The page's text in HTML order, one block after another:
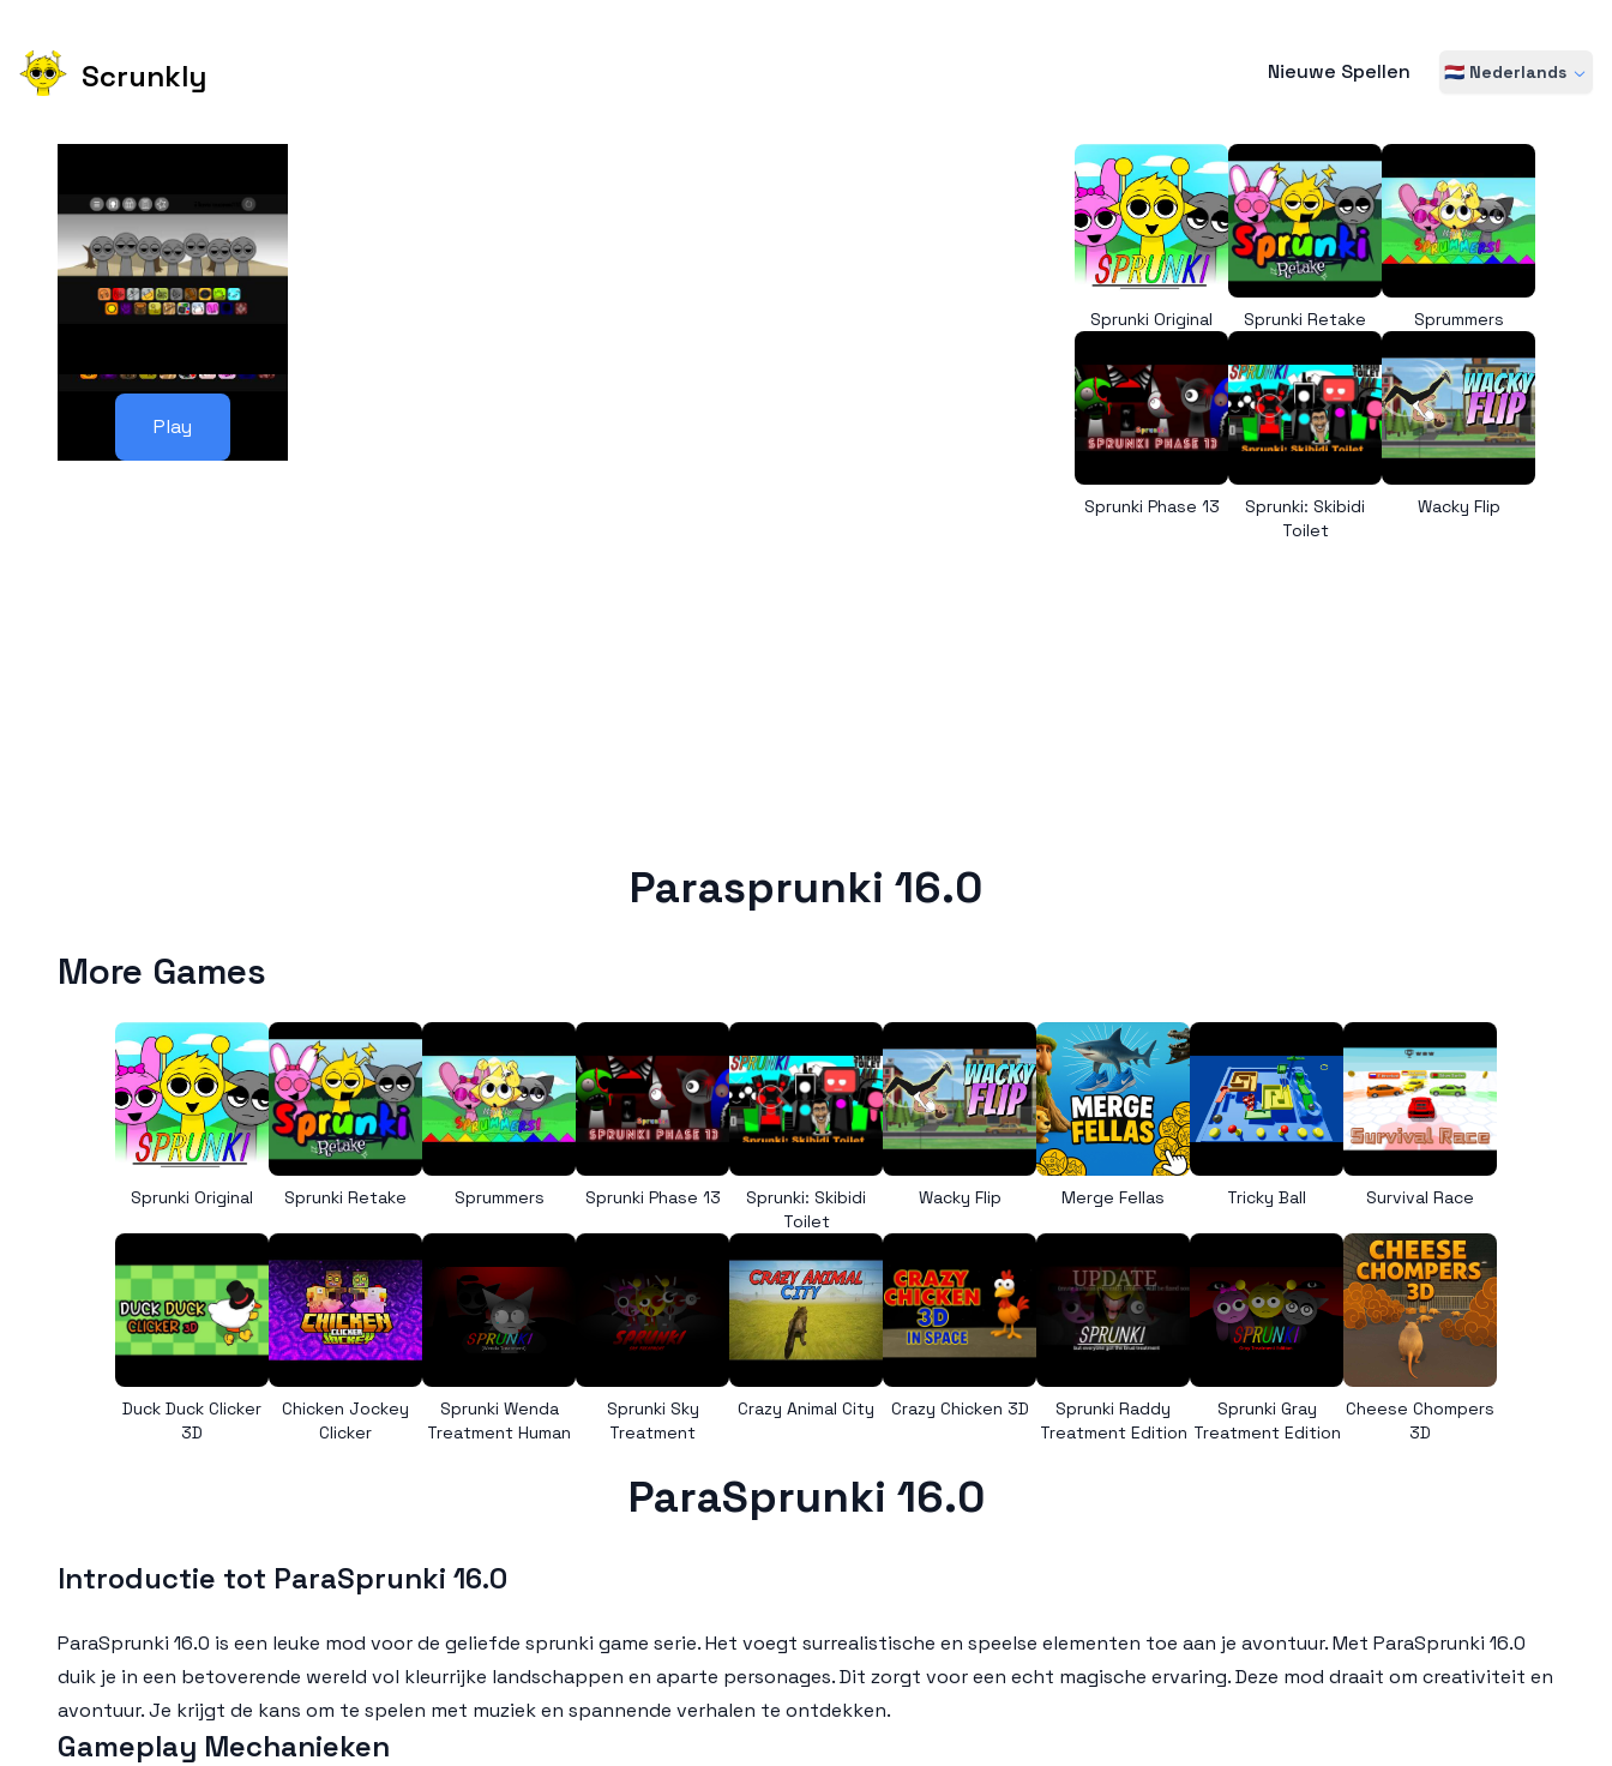
Scrunkly Nieuwe Spellen 🇳🇱 Nederlands
Play
Sprunki Original Sprunki Retake Sprummers
Sprunki Phase 13
Sprunki: Skibidi
Toilet
Wacky Flip
Parasprunki 16.0
More Games
Sprunki Original Sprunki Retake Sprummers Sprunki Phase 13
Sprunki: Skibidi
Toilet
Wacky Flip Merge Fellas Tricky Ball Survival Race
Duck Duck Clicker
3D
Chicken Jockey
Clicker
Sprunki Wenda
Treatment Human
Sprunki Sky
Treatment
Crazy Animal City Crazy Chicken 3D
Sprunki Raddy
Treatment Edition
Sprunki Gray
Treatment Edition
Cheese Chompers
3D
ParaSprunki 16.0
Introductie tot ParaSprunki 16.0
ParaSprunki 16.0 is een leuke mod voor de geliefde sprunki game serie. Het voegt surrealistische en speelse elementen toe aan je avontuur. Met ParaSprunki 16.0
duik je in een betoverende wereld vol kleurrijke landschappen en aparte personages. Dit zorgt voor een echt magische ervaring. Deze mod draait om creativiteit en
avontuur. Je krijgt de kans om te spelen met muziek en spannende verhalen te ontdekken.
Gameplay Mechanieken